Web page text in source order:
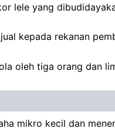
lele yang
kepada rekanan
oleh tiga orang dan
mikro kecil dan